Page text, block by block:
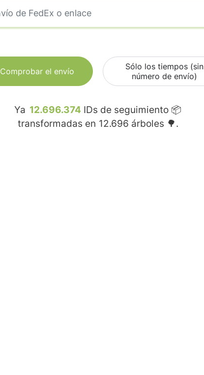
Comprobar el envío
Sólo los tiempos (sin
número de envío)
Ya 12.696.374 IDs de seguimiento 📦
transformadas en 12.696 árboles 🌳.